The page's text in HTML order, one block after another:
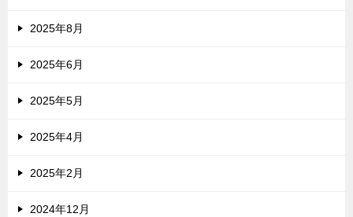
2025年8月
2025年6月
2025年5月
2025年4月
2025年2月
2024年12月